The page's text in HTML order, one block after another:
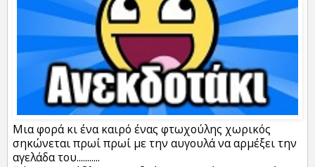
Μια φορά κι ένα καιρό ένας φτωχούλης χωρικός
σηκώνεται πρωί πρωί με την αυγουλά να αρμέξει την
αγελάδα του...........